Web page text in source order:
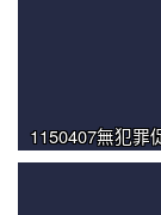
1150407無犯罪